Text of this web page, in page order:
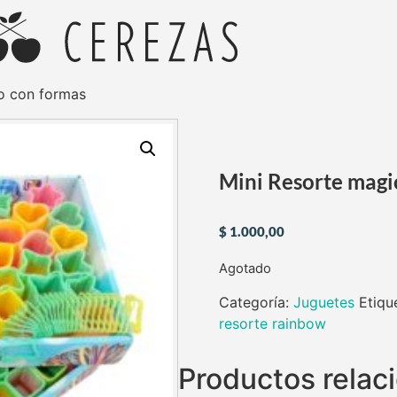
con formas
Mini Resorte
$1.000,00
Agotado
Categoría: Juguetes
resorte rainbow
Productos